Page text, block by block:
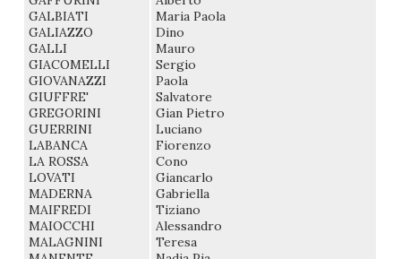
GALBIATI
GALIAZZO
GALLI
GIACOMELLI
GIOVANAZZI
GIUFFRE'
GREGORINI
GUERRINI
LABANCA
LA ROSSA
LOVATI
MADERNA
MAIFREDI
MAIOCCHI
MALAGNINI
Maria Paola
Dino
Mauro
Sergio
Paola
Salvatore
Gian Pietro
Luciano
Fiorenzo
Cono
Giancarlo
Gabriella
Tiziano
Alessandro
Teresa